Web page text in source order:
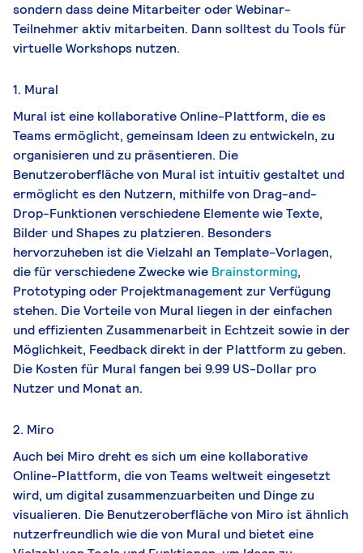
sondern dass deine Mitarbeiter oder Webinar-
Teilnehmer aktiv mitarbeiten. Dann solltest du Tools für
virtuelle Workshops nutzen.
1. Mural
Mural ist eine kollaborative Online-Plattform, die es
Teams ermöglicht, gemeinsam Ideen zu entwickeln, zu
organisieren und zu präsentieren. Die
Benutzeroberfläche von Mural ist intuitiv gestaltet und
ermöglicht es den Nutzern, mithilfe von Drag-and-
Drop-Funktionen verschiedene Elemente wie Texte,
Bilder und Shapes zu platzieren. Besonders
hervorzuheben ist die Vielzahl an Template-Vorlagen,
die für verschiedene Zwecke wie Brainstorming,
Prototyping oder Projektmanagement zur Verfügung
stehen. Die Vorteile von Mural liegen in der einfachen
und effizienten Zusammenarbeit in Echtzeit sowie in der
Möglichkeit, Feedback direkt in der Plattform zu geben.
Die Kosten für Mural fangen bei 9.99 US-Dollar pro
Nutzer und Monat an.
2. Miro
Auch bei Miro dreht es sich um eine kollaborative
Online-Plattform, die von Teams weltweit eingesetzt
wird, um digital zusammenzuarbeiten und Dinge zu
visualieren. Die Benutzeroberfläche von Miro ist ähnlich
nutzerfreundlich wie die von Mural und bietet eine